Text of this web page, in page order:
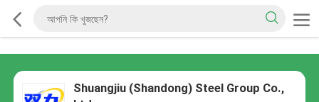
Shuangjiu (Shandong) Steel Group Co.,